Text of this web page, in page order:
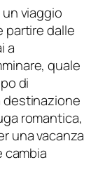
viaggio
partire dalle
a
quale
di
destinazione
romantica,
una vacanza
cambia